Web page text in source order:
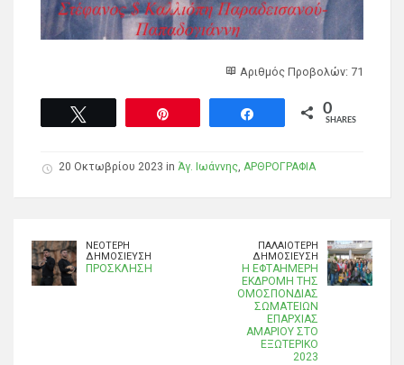
Αριθμός Προβολών: 71
0
SHARES
20 Οκτωβρίου 2023 in Άγ. Ιωάννης, ΑΡΘΡΟΓΡΑΦΙΑ
ΝΕΌΤΕΡΗ
ΔΗΜΟΣΊΕΥΣΗ
ΠΡΟΣΚΛΗΣΗ
ΠΑΛΑΙΌΤΕΡΗ
ΔΗΜΟΣΊΕΥΣΗ
Η ΕΦΤΑΗΜΕΡΗ
ΕΚΔΡΟΜΗ ΤΗΣ
ΟΜΟΣΠΟΝΔΙΑΣ
ΣΩΜΑΤΕΙΩΝ
ΕΠΑΡΧΙΑΣ
ΑΜΑΡΙΟΥ ΣΤΟ
ΕΞΩΤΕΡΙΚΟ
2023